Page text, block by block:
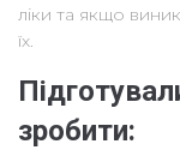
ліки та якщо
їх.
зробити: